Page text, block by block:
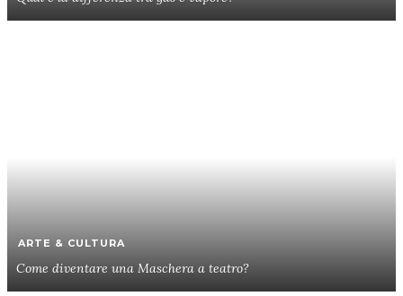
ARTE & CULTURA
Come diventare una Maschera a teatro?